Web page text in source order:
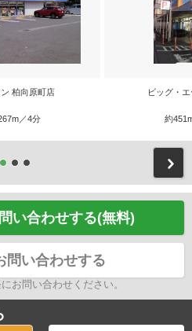
柏向原町店
／4分
ビッグ・
約
い合わせする(無料)
問い合わせする
お問い合わせください。